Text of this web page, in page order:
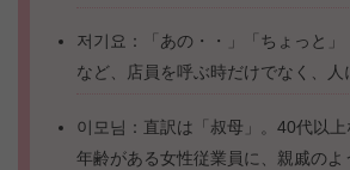
저기요：「あの・・」「ちょっと」
など、店員を呼ぶ時だけでなく、人
이모님：直訳は「叔母」。40代以
年齢がある女性従業員に、親戚のよ